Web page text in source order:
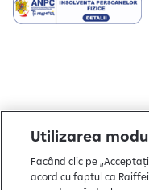
Termeni și condiții
Politică de utilizare
Utilizarea
Facând clic pe
acord cu faptul ca